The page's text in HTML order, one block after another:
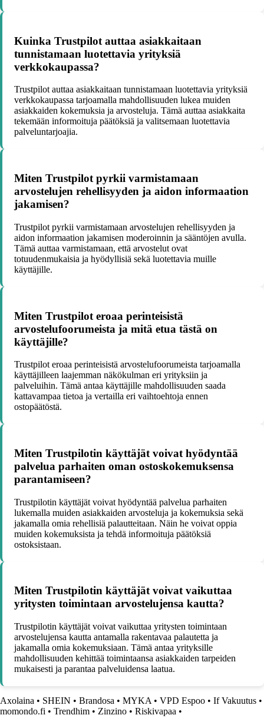
Kuinka Trustpilot auttaa asiakkaitaan
tunnistamaan luotettavia yrityksiä
verkkokaupassa?
Trustpilot auttaa asiakkaitaan tunnistamaan luotettavia yrityksiä
verkkokaupassa tarjoamalla mahdollisuuden lukea muiden
asiakkaiden kokemuksia ja arvosteluja. Tämä auttaa asiakkaita
tekemään informoituja päätöksiä ja valitsemaan luotettavia
palveluntarjoajia.
Miten Trustpilot pyrkii varmistamaan
arvostelujen rehellisyyden ja aidon informaation
jakamisen?
Trustpilot pyrkii varmistamaan arvostelujen rehellisyyden ja
aidon informaation jakamisen moderoinnin ja sääntöjen avulla.
Tämä auttaa varmistamaan, että arvostelut ovat
totuudenmukaisia ja hyödyllisiä sekä luotettavia muille
käyttäjille.
Miten Trustpilot eroaa perinteisistä
arvostelufoorumeista ja mitä etua tästä on
käyttäjille?
Trustpilot eroaa perinteisistä arvostelufoorumeista tarjoamalla
käyttäjilleen laajemman näkökulman eri yrityksiin ja
palveluihin. Tämä antaa käyttäjille mahdollisuuden saada
kattavampaa tietoa ja vertailla eri vaihtoehtoja ennen
ostopäätöstä.
Miten Trustpilotin käyttäjät voivat hyödyntää
palvelua parhaiten oman ostoskokemuksensa
parantamiseen?
Trustpilotin käyttäjät voivat hyödyntää palvelua parhaiten
lukemalla muiden asiakkaiden arvosteluja ja kokemuksia sekä
jakamalla omia rehellisiä palautteitaan. Näin he voivat oppia
muiden kokemuksista ja tehdä informoituja päätöksiä
ostoksistaan.
Miten Trustpilotin käyttäjät voivat vaikuttaa
yritysten toimintaan arvostelujensa kautta?
Trustpilotin käyttäjät voivat vaikuttaa yritysten toimintaan
arvostelujensa kautta antamalla rakentavaa palautetta ja
jakamalla omia kokemuksiaan. Tämä antaa yrityksille
mahdollisuuden kehittää toimintaansa asiakkaiden tarpeiden
mukaisesti ja parantaa palveluidensa laatua.
Axolaina • SHEIN • Brandosa • MYKA • VPD Espoo • If Vakuutus •
momondo.fi • Trendhim • Zinzino • Riskivapaa •